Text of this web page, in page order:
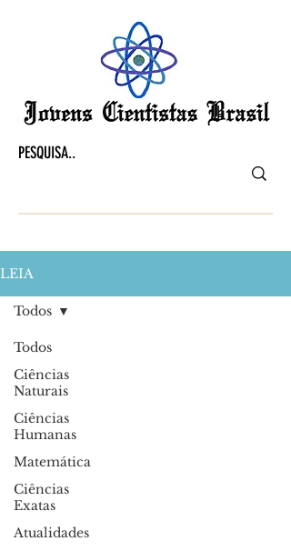
LEIA
Todos
Ciências
Naturais
Ciências
Humanas
Matemática
Ciências
Exatas
Atualidades
Todos